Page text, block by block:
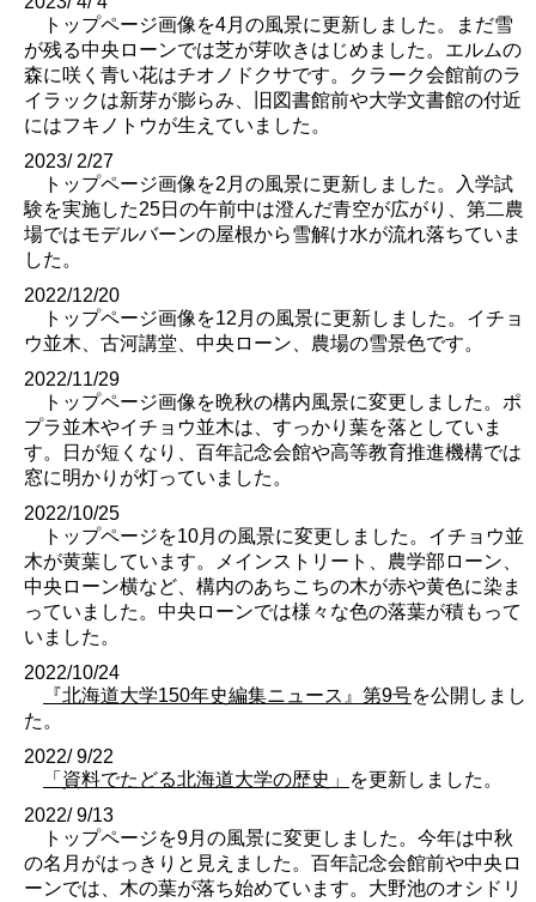
トップページ画像を4月の風景に更新しました。まだ雪
が残る中央ローンでは芝が芽吹きはじめました。エルムの
森に咲く青い花はチオノドクサです。クラーク会館前のラ
イラックは新芽が膨らみ、旧図書館前や大学文書館の付近
にはフキノトウが生えていました。
2023/ 2/27
トップページ画像を2月の風景に更新しました。入学試
験を実施した25日の午前中は澄んだ青空が広がり、第二農
場ではモデルバーンの屋根から雪解け水が流れ落ちていま
した。
2022/12/20
トップページ画像を12月の風景に更新しました。イチョ
ウ並木、古河講堂、中央ローン、農場の雪景色です。
2022/11/29
トップページ画像を晩秋の構内風景に変更しました。ポ
プラ並木やイチョウ並木は、すっかり葉を落としていま
す。日が短くなり、百年記念会館や高等教育推進機構では
窓に明かりが灯っていました。
2022/10/25
トップページを10月の風景に変更しました。イチョウ並
木が黄葉しています。メインストリート、農学部ローン、
中央ローン横など、構内のあちこちの木が赤や黄色に染ま
っていました。中央ローンでは様々な色の落葉が積もって
いました。
2022/10/24
『北海道大学150年史編集ニュース』第9号を公開しまし
た。
2022/ 9/22
「資料でたどる北海道大学の歴史」
を更新しました。
2022/ 9/13
トップページを9月の風景に変更しました。今年は中秋
の名月がはっきりと見えました。百年記念会館前や中央ロ
ーンでは、木の葉が落ち始めています。大野池のオシドリ